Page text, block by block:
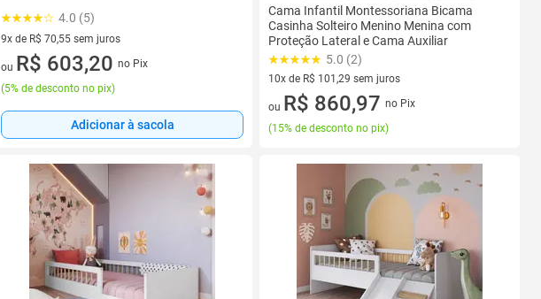
4.0 (5)
9x de R$ 70,55 sem juros
9 vez de R$ 70,55 sem juros
ou R$ 603,20 no Pix
(5% de desconto no pix)
Adicionar à sacola
Cama Infantil Montessoriana Bicama
Casinha Solteiro Menino Menina com
Proteção Lateral e Cama Auxiliar
5.0 (2)
10x de R$ 101,29 sem juros
10 vez de R$ 101,29 sem juros
ou R$ 860,97 no Pix
(15% de desconto no pix)